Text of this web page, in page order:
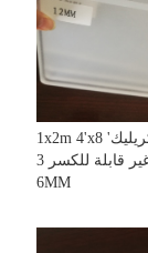
1x2m 4'x8 'كريستال الاكريليك
ورقة غير قابلة للكسر 3MM
6MM